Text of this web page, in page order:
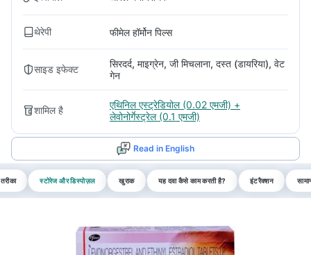
थेरेपी फीमेल हॉर्मोन पिल्स
साइड इफेक्ट
सिरदर्द, माइग्रेन, जी मिचलाना, दस्त (डायरिया), वेट
गेन
शामिल है
एथिनिल एस्ट्रेडियोल (0.02 एमजी) +
लेवोनोर्गेस्ट्रेल (0.1 एमजी)
Read in English
स्टोरेज और डिस्पोज़ल खुराक यह दवा कैसे काम करती है? इंटरैक्शन